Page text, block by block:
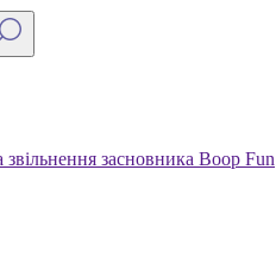
засновника Boop Fun